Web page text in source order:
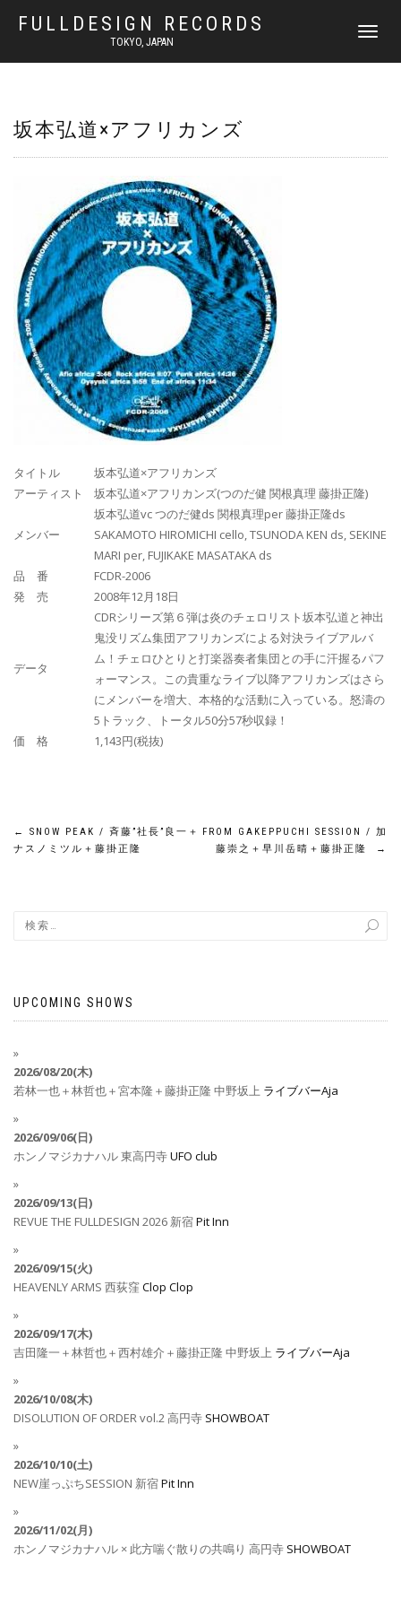
FULLDESIGN RECORDS
TOKYO, JAPAN
ナ
ゲ
坂本弘道×アフリカンズ
タイトル
坂本弘道×アフリカンズ
アーティスト
坂本弘道×アフリカンズ(つのだ健 関根真理 藤掛正隆)
メンバー
坂本弘道vc つのだ健ds 関根真理per 藤掛正隆ds
SAKAMOTO HIROMICHI cello, TSUNODA KEN ds, SEKINE
MARI per, FUJIKAKE MASATAKA ds
品 番
FCDR-2006
発 売
2008年12月18日
データ
CDRシリーズ第６弾は炎のチェロリスト坂本弘道と神出
鬼没リズム集団アフリカンズによる対決ライブアルバ
ム！チェロひとりと打楽器奏者集団との手に汗握るパフ
ォーマンス。この貴重なライブ以降アフリカンズはさら
にメンバーを増大、本格的な活動に入っている。怒濤の
5トラック、トータル50分57秒収録！
価 格
1,143円(税抜)
←
SNOW PEAK / 斉藤”社長”良一＋
ナスノミツル＋藤掛正隆
FROM GAKEPPUCHI SESSION / 加
藤崇之＋早川岳晴＋藤掛正隆
→
UPCOMING SHOWS
2026/08/20(木)
若林一也＋林哲也＋宮本隆＋藤掛正隆 中野坂上 ライブバーAja
2026/09/06(日)
ホンノマジカナハル東高円寺UFO club
2026/09/13(日)
REVUE THE FULLDESIGN 2026 新宿Pit Inn
2026/09/15(火)
HEAVENLY ARMS 西荻窪Clop Clop
2026/09/17(木)
吉田隆一＋林哲也＋西村雄介＋藤掛正隆 中野坂上 ライブバーAja
2026/10/08(木)
DISOLUTION OF ORDER vol.2 高円寺 SHOWBOAT
2026/10/10(土)
NEW崖っぷちSESSION 新宿Pit Inn
2026/11/02(月)
ホンノマジカナハル × 此方喘ぐ散りの共鳴り 高円寺 SHOWBOAT